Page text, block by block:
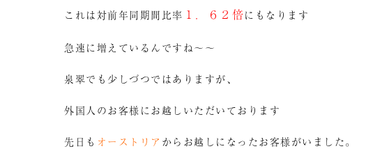
これは対前年同期間比率 １．６２倍にもなります
急速に増えているんですね～～
泉翠でも少しづつではありますが、
外国人のお客様にお越しいただいております
先日も オーストリア からお越しになったお客様がいました。